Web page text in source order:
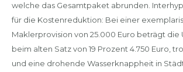
welche das Gesamtpaket abrunden.
für die Kostenreduktion: Bei einer
Maklerprovision von 25.000 Euro beträgt die
beim alten Satz von 19 Prozent 4.750 Euro,
und eine drohende Wasserknappheit in